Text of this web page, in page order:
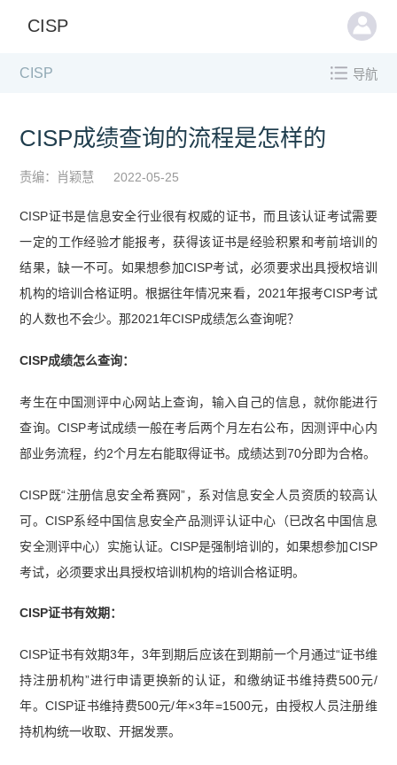
CISP
CISP 导航
CISP成绩查询的流程是怎样的
责编：肖颖慧 2022-05-25
CISP证书是信息安全行业很有权威的证书，而且该认证考试需要
一定的工作经验才能报考，获得该证书是经验积累和考前培训的
结果，缺一不可。如果想参加CISP考试，必须要求出具授权培训
机构的培训合格证明。根据往年情况来看，2021年报考CISP考试
的人数也不会少。那2021年CISP成绩怎么查询呢？
CISP成绩怎么查询：
考生在中国测评中心网站上查询，输入自己的信息，就你能进行
查询。CISP考试成绩一般在考后两个月左右公布，因测评中心内
部业务流程，约2个月左右能取得证书。成绩达到70分即为合格。
CISP既“注册信息安全希赛网”，系对信息安全人员资质的较高认
可。CISP系经中国信息安全产品测评认证中心（已改名中国信息
安全测评中心）实施认证。CISP是强制培训的，如果想参加CISP
考试，必须要求出具授权培训机构的培训合格证明。
CISP证书有效期：
CISP证书有效期3年，3年到期后应该在到期前一个月通过“证书维
持注册机构”进行申请更换新的认证，和缴纳证书维持费500元/
年。CISP证书维持费500元/年×3年=1500元，由授权人员注册维
持机构统一收取、开据发票。